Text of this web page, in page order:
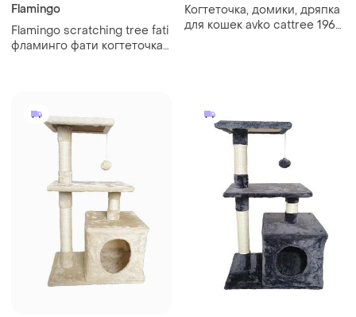
Flamingo
Flamingo scratching tree fati
фламинго фати когтеточка
Когтеточка, домики, дряпка
для кошек avko cattree 1966